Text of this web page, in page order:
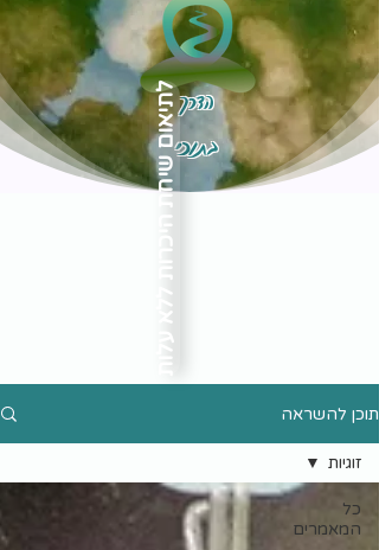
הדרך
בתוכילתיאום שיחת היכרות ללא עלות
תוכן להשראה
כל
המאמרים
זוגיות